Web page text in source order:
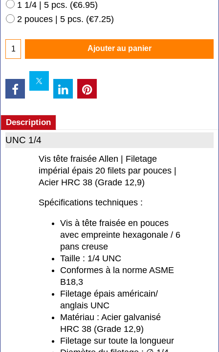
1 1/4 | 5 pcs. (€6.95)
2 pouces | 5 pcs. (€7.25)
Ajouter au panier
Description
UNC 1/4
Vis tête fraisée Allen | Filetage
impérial épais 20 filets par pouces |
Acier HRC 38 (Grade 12,9)
Spécifications techniques :
Vis à tête fraisée en pouces
avec empreinte hexagonale / 6
pans creuse
Taille : 1/4 UNC
Conformes à la norme ASME
B18,3
Filetage épais américain/
anglais UNC
Matériau : Acier galvanisé
HRC 38 (Grade 12,9)
Filetage sur toute la longueur